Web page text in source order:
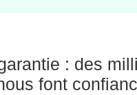
: des
font